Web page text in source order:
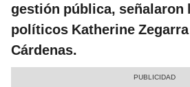
gestión pública, señalaron
políticos Katherine
Cárdenas.